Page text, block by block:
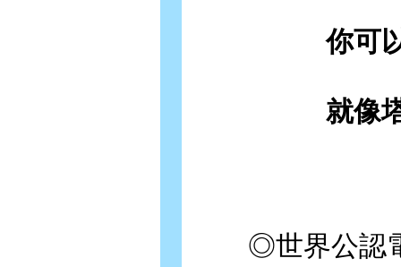
你可
就像
◎世界公認電